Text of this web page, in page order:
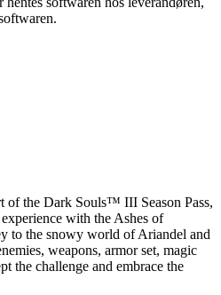
of the Dark Souls™ III Season Pass,
with the Ashes of
to the snowy world of Ariandel and
weapons, armor set, magic
the challenge and embrace the